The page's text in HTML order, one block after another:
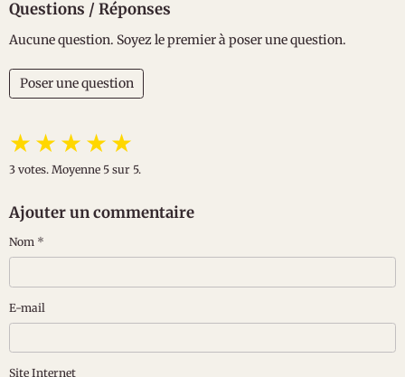
Questions / Réponses
Aucune question. Soyez le premier à poser une question.
Poser une question
★★★★★
3 votes. Moyenne 5 sur 5.
Ajouter un commentaire
Nom
E-mail
Site Internet